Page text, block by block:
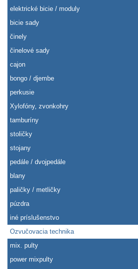
elektrické bicie / moduly
bicie sady
činely
činelové sady
cajon
bongo / djembe
perkusie
Xylofóny, zvonkohry
tamburíny
stoličky
stojany
pedále / dvojpedále
blany
paličky / metličky
púzdra
iné príslušenstvo
Ozvučovacia technika
mix. pulty
power mixpulty